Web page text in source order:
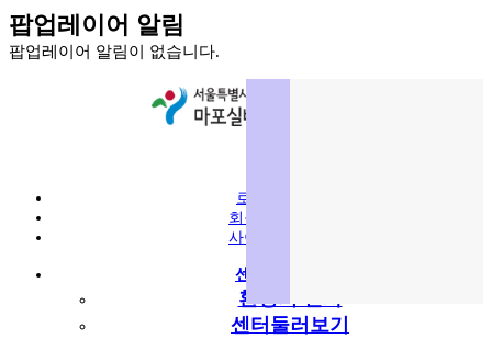
팝업레이어 알림
팝업레이어 알림이 없습니다.
로그인
회원가입
사이트맵
센터소개
환영의 인사
센터둘러보기